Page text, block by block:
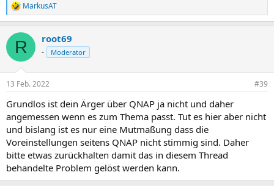
R
e
k
i
e
:
MarkusAT
R root69
- Moderator
13 Feb. 2022 #39
Grundlos ist dein Ärger über QNAP ja nicht und daher
angemessen wenn es zum Thema passt. Tut es hier aber nicht
und bislang ist es nur eine Mutmaßung dass die
Voreinstellungen seitens QNAP nicht stimmig sind. Daher
bitte etwas zurückhalten damit das in diesem Thread
behandelte Problem gelöst werden kann.